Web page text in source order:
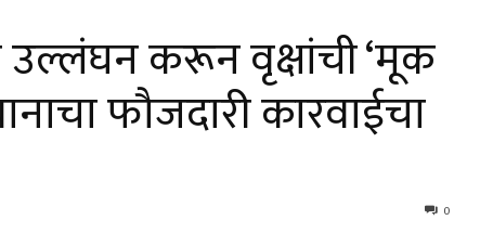
उल्लंघन करून वृक्षांची ‘मूक
फौजदारी कारवाईचा
0